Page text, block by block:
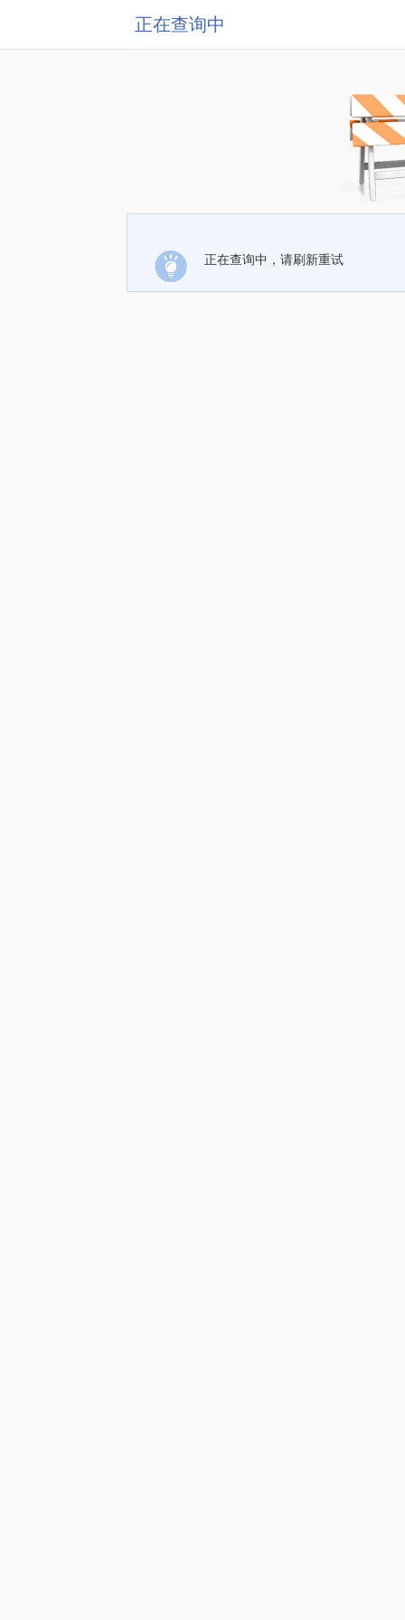
正在查询中
正在查询中，请刷新重试